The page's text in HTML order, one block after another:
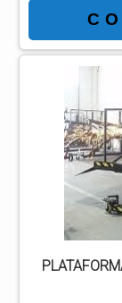
plataformas
indicado
sobre as
quais as
rebocável é
praticidade
descargas